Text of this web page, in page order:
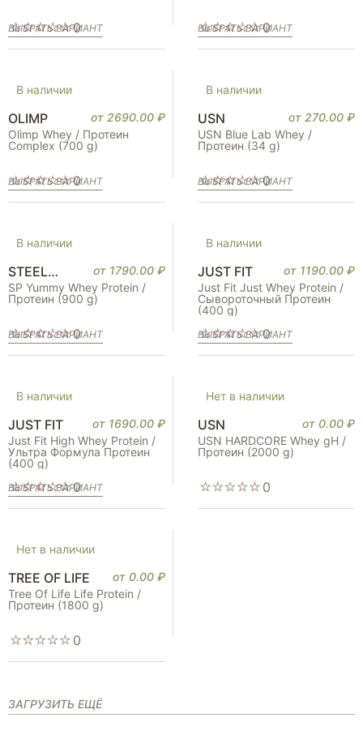
0
ВЫБРАТЬ ВАРИАНТ 0
ВЫБРАТЬ ВАРИАНТ
В наличии
OLIMP от 2690.00 ₽
Olimp Whey / Протеин
Complex (700 g)
0
ВЫБРАТЬ ВАРИАНТ
В наличии
USN от 270.00 ₽
USN Blue Lab Whey /
Протеин (34 g)
0
ВЫБРАТЬ ВАРИАНТ
В наличии
STEEL
POWER
от 1790.00 ₽
SP Yummy Whey Protein /
Протеин (900 g)
0
ВЫБРАТЬ ВАРИАНТ
В наличии
JUST FIT от 1190.00 ₽
Just Fit Just Whey Protein /
Сывороточный Протеин
(400 g)
0
ВЫБРАТЬ ВАРИАНТ
В наличии
JUST FIT от 1690.00 ₽
Just Fit High Whey Protein /
Ультра Формула Протеин
(400 g)
0
ВЫБРАТЬ ВАРИАНТ
Нет в наличии
USN от 0.00 ₽
USN HARDCORE Whey gH /
Протеин (2000 g)
0
Нет в наличии
TREE OF LIFE от 0.00 ₽
Tree Of Life Life Protein /
Протеин (1800 g)
0
ЗАГРУЗИТЬ ЕЩЁ